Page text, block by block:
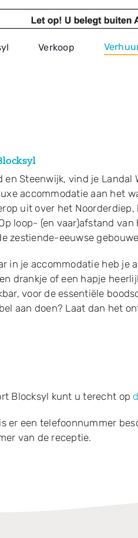
Verkoop
en Steenwijk, vind je
accommodatie aan het
uit over het
loop- (en vaar)afstand
zestiende-eeuwse
in je accommodatie heb je
drankje of een hapje
voor de essentiële
aan doen? Laat dan het
Blocksyl kunt u terecht op
er een telefoonnummer
van de receptie.